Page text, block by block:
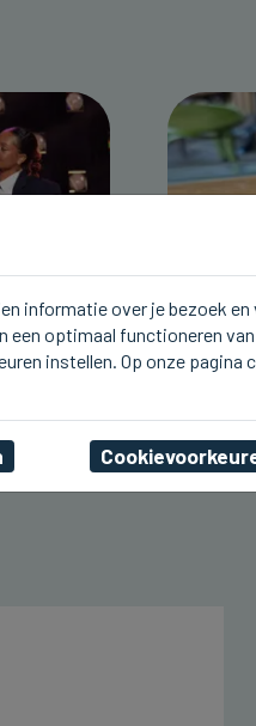
2
do 06
informatie over je bezoek
een optimaal functioneren
instellen. Op onze pagina